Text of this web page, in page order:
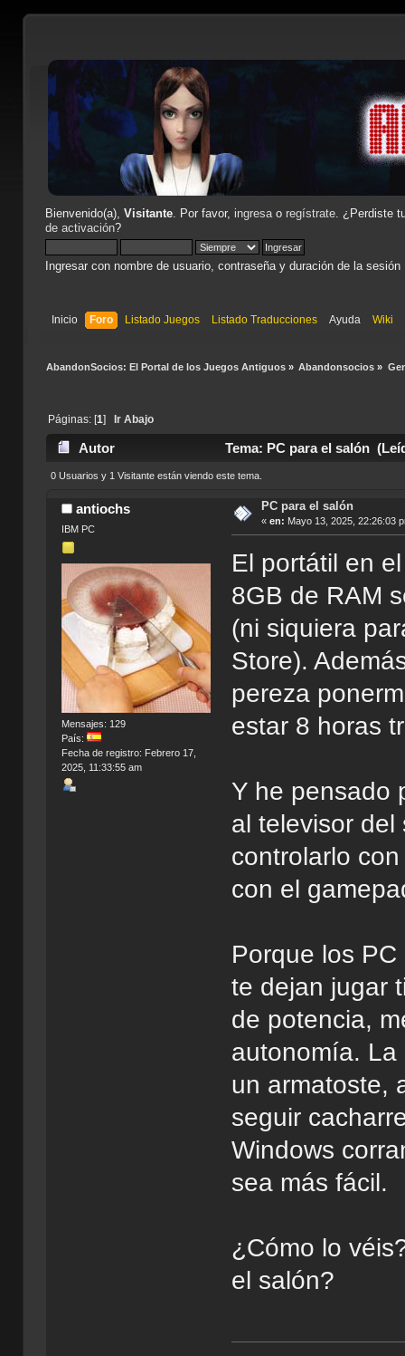
Bienvenido(a), Visitante. Por favor, ingresao regístrate. ¿Perdiste
de activación?
Ingresar con nombre de usuario, contraseña y duración de la sesión
Inicio Foro Listado Juegos Listado Traducciones Ayuda Wiki
AbandonSocios: El Portal de los Juegos Antiguos» Abandonsocios »
Páginas: [1] Ir Abajo
Autor Tema: PC para el salón
0 Usuarios y 1 Visitante están viendo este tema.
antiochs
IBM PC
Mensajes: 129
País:
Fecha de registro: Febrero 17,
2025, 11:33:55 am
PC para el salón
« en: Mayo 13, 2025, 22:26:03
El portátil en
8GB de RAM
(ni siquiera
Store).
pereza
estar 8 horas
Y he pensado
al televisor
controlarlo
con el
Porque los
te dejan jugar
de potencia,
autonomía. La
un armatoste,
seguir
Windows
sea más fácil.
¿Cómo lo
el salón?